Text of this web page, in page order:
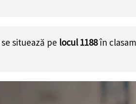
se situează pe locul 1188în